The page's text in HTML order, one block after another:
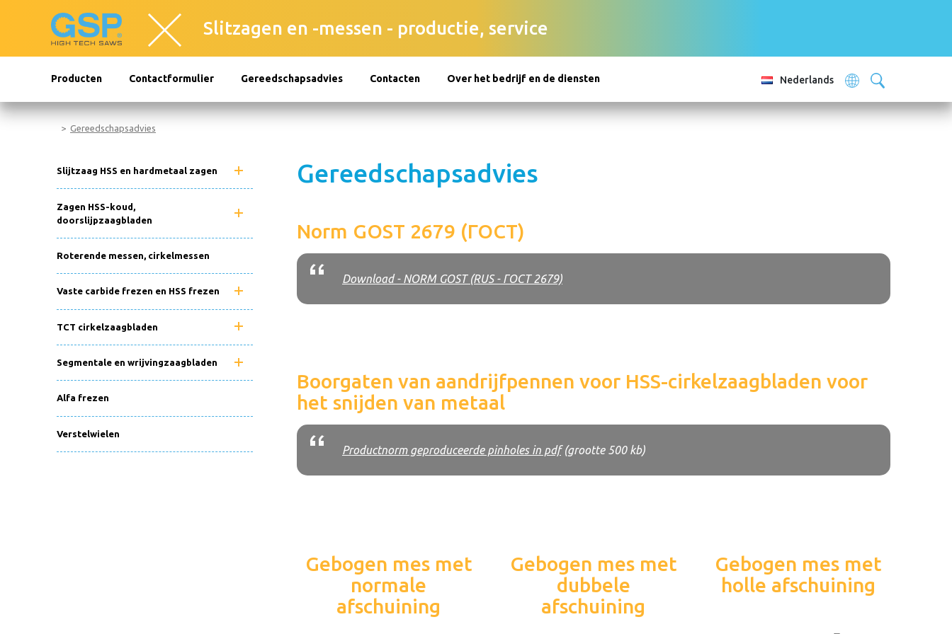
Slitzagen en -messen - productie, service
Producten Contactformulier Gereedschapsadvies Contacten Over het bedrijf en de diensten Nederlands
Gereedschapsadvies
Slijtzaag HSS en hardmetaal zagen
Zagen HSS-koud,
doorslijpzaagbladen
Roterende messen, cirkelmessen
Vaste carbide frezen en HSS frezen
TCT cirkelzaagbladen
Segmentale en wrijvingzaagbladen
Alfa frezen
Verstelwielen
Gereedschapsadvies
Norm GOST 2679 (ГОСТ)
Download - NORM GOST (RUS - ГОСТ 2679)
Boorgaten van aandrijfpennen voor HSS-cirkelzaagbladen voor
het snijden van metaal
Productnorm geproduceerde pinholes in pdf(grootte 500 kb)
Gebogen mes met
normale
afschuining
Gebogen mes met
dubbele
afschuining
Gebogen mes met
holle afschuining